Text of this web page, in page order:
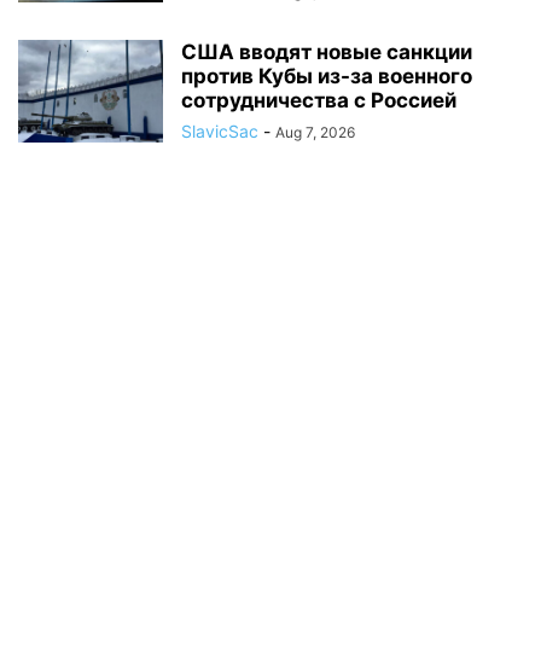
США вводят новые санкции
против Кубы из-за военного
сотрудничества с Россией
SlavicSac - Aug 7, 2026